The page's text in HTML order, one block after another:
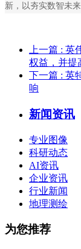
新，以夯实数智未
上一篇 : 英
权益，并提
下一篇 : 英
响
新闻资讯
专业图像
科研动态
AI资讯
企业资讯
行业新闻
地理测绘
为您推荐